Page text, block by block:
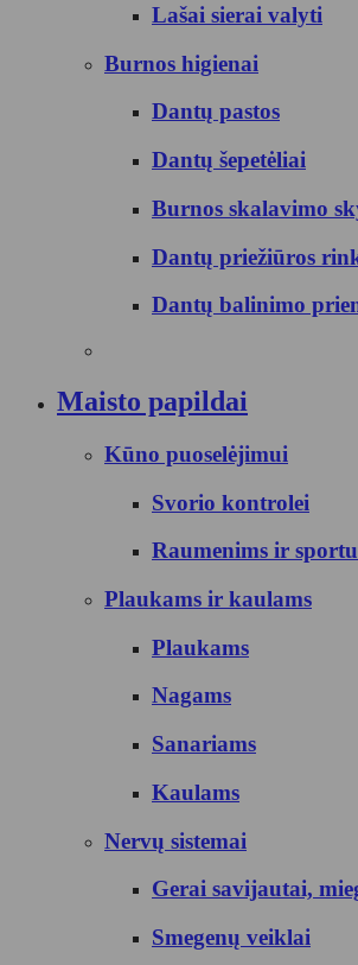
Lašai sierai valyti
Burnos higienai
Dantų pastos
Dantų šepetėliai
Burnos skalavimo
Dantų priežiūros
Dantų balinimo
Maisto papildai
Kūno puoselėjimui
Svorio kontrolei
Raumenims ir
Plaukams ir kaulams
Plaukams
Nagams
Sanariams
Kaulams
Nervų sistemai
Gerai savijautai,
Smegenų veiklai